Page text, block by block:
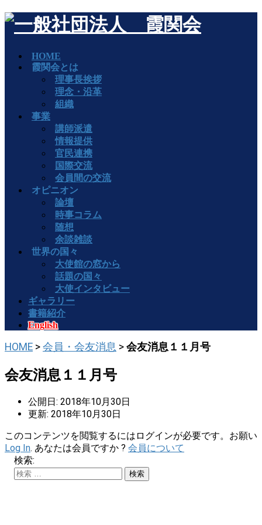
HOME
霞関会とは
理事長挨拶
理念・沿革
組織
事業
講師派遣
情報提供
官民連携
国際交流
会員間の交流
オピニオン
論壇
時事コラム
随想
余談雑談
世界の国々
大使館の窓から
話題の国々
大使インタビュー
ギャラリー
書籍紹介
English
HOME > 会員・会友消息 > 会友消息１１月号
会友消息１１月号
公開日: 2018年10月30日
更新: 2018年10月30日
このコンテンツを閲覧するにはログインが必要です。お願い
Log In. あなたは会員ですか ? 会員について
検索: